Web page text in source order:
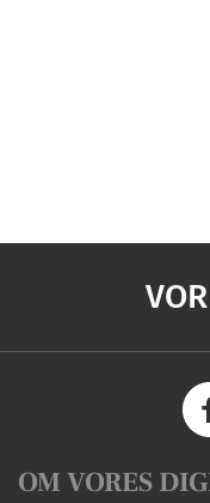
OM VORES